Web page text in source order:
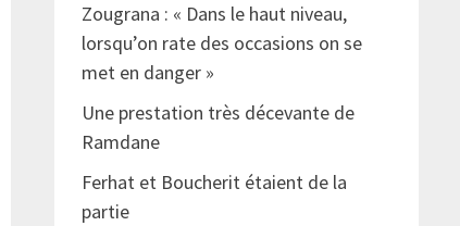
Zougrana : « Dans le haut niveau,
lorsqu’on rate des occasions on se
met en danger »
Une prestation très décevante de
Ramdane
Ferhat et Boucherit étaient de la
partie